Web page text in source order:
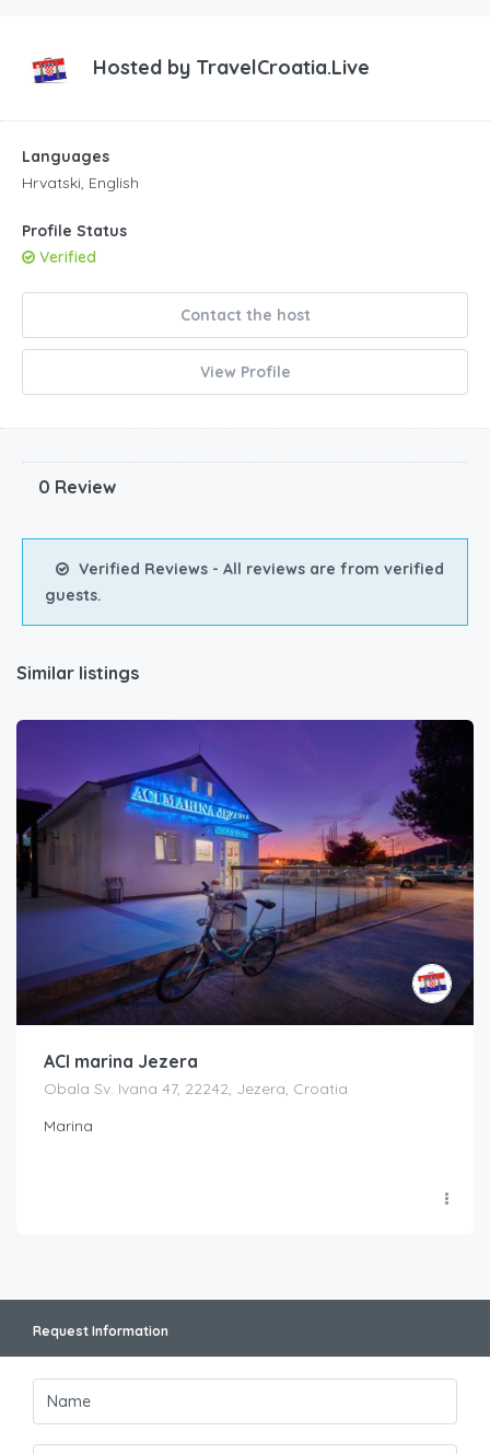
Hosted by TravelCroatia.Live
Languages
Hrvatski, English
Profile Status
Verified
Contact the host
View Profile
0 Review
Verified Reviews - All reviews are from verified
guests.
Similar listings
ACI marina Jezera
Obala Sv. Ivana 47, 22242, Jezera, Croatia
Marina
Request Information